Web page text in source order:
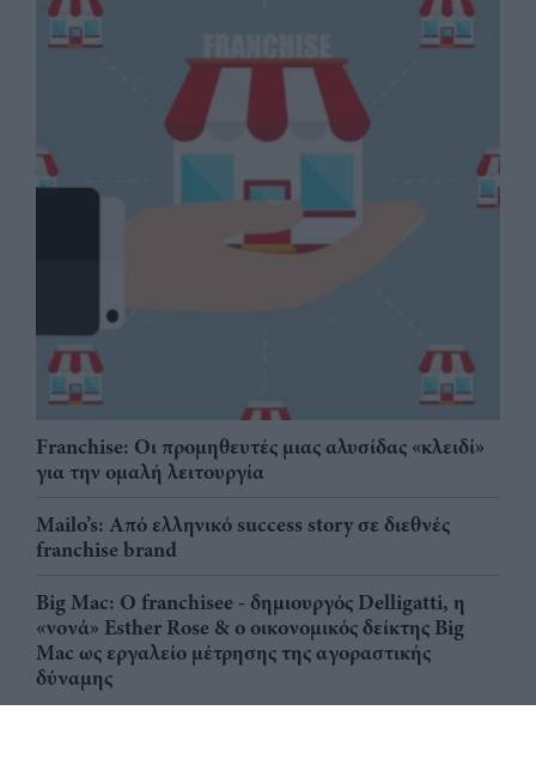
Franchise: Οι προμηθευτές μιας αλυσίδας «κλειδί»
για την ομαλή λειτουργία
Mailo’s: Από ελληνικό success story σε διεθνές
franchise brand
Big Mac: Ο franchisee - δημιουργός Delligatti, η
«νονά» Esther Rose & ο οικονομικός δείκτης Big
Mac ως εργαλείο μέτρησης της αγοραστικής
δύναμης